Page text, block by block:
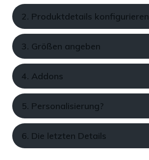
2. Produktdetails konfigurieren
3. Größen angeben
4. Addons
5. Personalisierung?
6. Die letzten Details